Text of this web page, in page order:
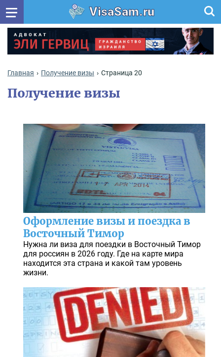
VisaSam.ru
Главная Получение визы Страница 20
Получение визы
Оформление визы и поездка в
Восточный Тимор
Нужна ли виза для поездки в Восточный Тимор
для россиян в 2026 году. Где на карте мира
находится эта страна и какой там уровень
жизни.